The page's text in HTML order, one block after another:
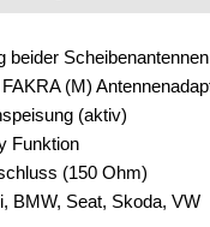
beider Scheibenantennen
(M)
(aktiv)
Funktion
(150 Ohm)
BMW, Seat, Skoda, VW